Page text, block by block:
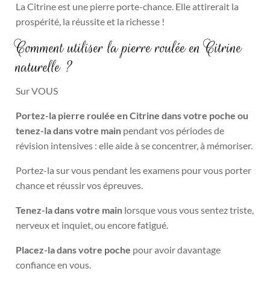
La Citrine est une pierre porte-chance. Elle attirerait la
prospérité, la réussite et la richesse !
Comment utiliser la pierre roulée en Citrine
naturelle ?
Sur VOUS
Portez-la pierre roulée en Citrine dans votre poche ou
tenez-la dans votre main pendant vos périodes de
révision intensives : elle aide à se concentrer, à mémoriser.
Portez-la sur vous pendant les examens pour vous porter
chance et réussir vos épreuves.
Tenez-la dans votre main lorsque vous vous sentez triste,
nerveux et inquiet, ou encore fatigué.
Placez-la dans votre poche pour avoir davantage
confiance en vous.